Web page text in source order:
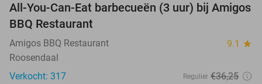
26%
All-You-Can-Eat barbecueën (3 uur) bij Amigos
BBQ Restaurant
Amigos BBQ Restaurant 9.1 star
Roosendaal
Verkocht: 317
Regulier €36,25